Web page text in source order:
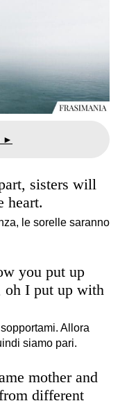
sisters will
heart.
le sorelle saranno
you put up
oh I put up with
Allora
siamo pari.
mother and
different